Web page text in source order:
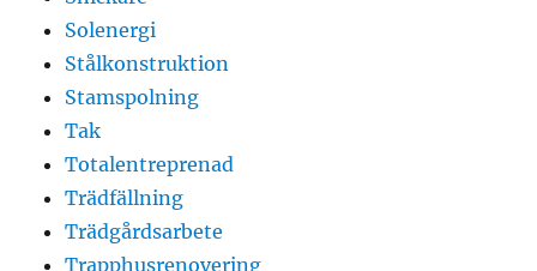
Solenergi
Stålkonstruktion
Stamspolning
Tak
Totalentreprenad
Trädfällning
Trädgårdsarbete
Trapphusrenovering